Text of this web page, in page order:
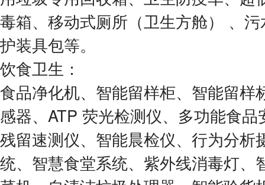
毒箱、移动式厕所（卫生方舱） 、
护装具包等。
饮食卫生：
食品净化机、智能留样柜、智能留样
感器、ATP 荧光检测仪、多功能食
残留速测仪、智能晨检仪、行为分析
统、智慧食堂系统、紫外线消毒灯、